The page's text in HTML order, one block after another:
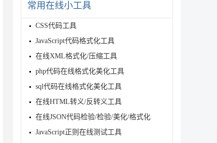
常用在线小工具
CSS代码工具
JavaScript代码格式化工具
在线XML格式化/压缩工具
php代码在线格式化美化工具
sql代码在线格式化美化工具
在线HTML转义/反转义工具
在线JSON代码检验/检验/美化/格式化
JavaScript正则在线测试工具